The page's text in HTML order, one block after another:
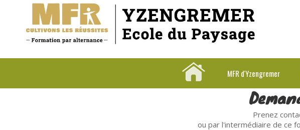
MFR d'Yzengremer
Prenez
ou par l'intermédiaire de ce